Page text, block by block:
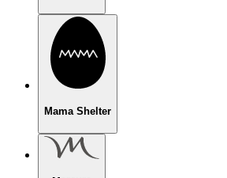
Mama Shelter